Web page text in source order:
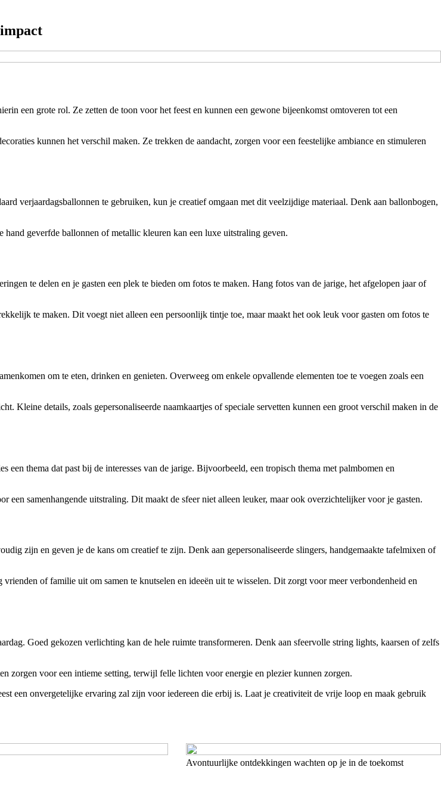
een grote rol. Ze zetten de toon voor het feest en kunnen een gewone bijeenkomst omtoveren tot een
kunnen het verschil maken. Ze trekken de aandacht, zorgen voor een feestelijke ambiance en stimuleren
verjaardagsballonnen te gebruiken, kun je creatief omgaan met dit veelzijdige materiaal. Denk aan ballonbogen,
geverfde ballonnen of metallic kleuren kan een luxe uitstraling geven.
te delen en je gasten een plek te bieden om fotos te maken. Hang fotos van de jarige, het afgelopen jaar of
te maken. Dit voegt niet alleen een persoonlijk tintje toe, maar maakt het ook leuk voor gasten om fotos te
om te eten, drinken en genieten. Overweeg om enkele opvallende elementen toe te voegen zoals een
Kleine details, zoals gepersonaliseerde naamkaartjes of speciale servetten kunnen een groot verschil maken in de
thema dat past bij de interesses van de jarige. Bijvoorbeeld, een tropisch thema met palmbomen en
samenhangende uitstraling. Dit maakt de sfeer niet alleen leuker, maar ook overzichtelijker voor je gasten.
zijn en geven je de kans om creatief te zijn. Denk aan gepersonaliseerde slingers, handgemaakte tafelmixen of
of familie uit om samen te knutselen en ideeën uit te wisselen. Dit zorgt voor meer verbondenheid en
Goed gekozen verlichting kan de hele ruimte transformeren. Denk aan sfeervolle string lights, kaarsen of zelfs
zorgen voor een intieme setting, terwijl felle lichten voor energie en plezier kunnen zorgen.
een onvergetelijke ervaring zal zijn voor iedereen die erbij is. Laat je creativiteit de vrije loop en maak gebruik
Avontuurlijke ontdekkingen wachten op je in de toekomst